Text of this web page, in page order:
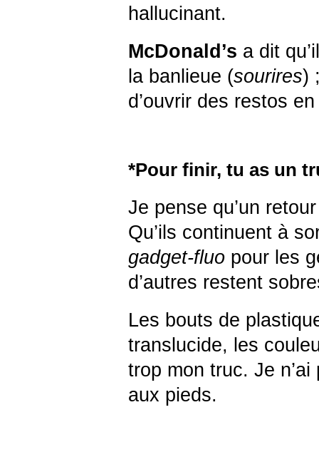
hallucinant.
McDonald’s a dit
la banlieue (sourires)
d’ouvrir des restos
*Pour finir, tu as un
Je pense qu’un
Qu’ils continuent à
gadget-fluo pour les
d’autres restent
Les bouts de
translucide, les
trop mon truc. Je
aux pieds.